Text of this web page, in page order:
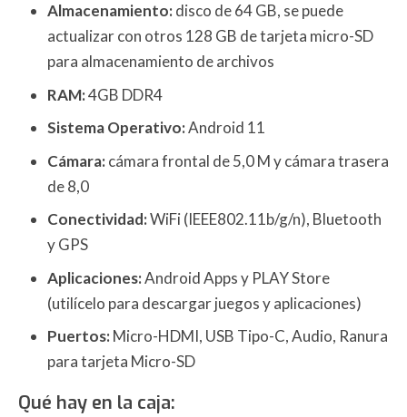
Almacenamiento:disco de 64 GB, se puede
actualizar con otros 128 GB de tarjeta micro-SD
para almacenamiento de archivos
RAM:4GB DDR4
Sistema Operativo:Android 11
Cámara:cámara frontal de 5,0 M y cámara trasera
de 8,0
Conectividad:WiFi (IEEE802.11b/g/n), Bluetooth
y GPS
Aplicaciones:Android Apps y PLAY Store
(utilícelo para descargar juegos y aplicaciones)
Puertos:Micro-HDMI, USB Tipo-C, Audio, Ranura
para tarjeta Micro-SD
Qué hay en la caja: